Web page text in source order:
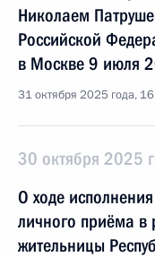
Николаем
Российской
в Москве 9 июля
31 октября 2025 года,
30 октября 2025
О ходе
личного приёма в
жительницы